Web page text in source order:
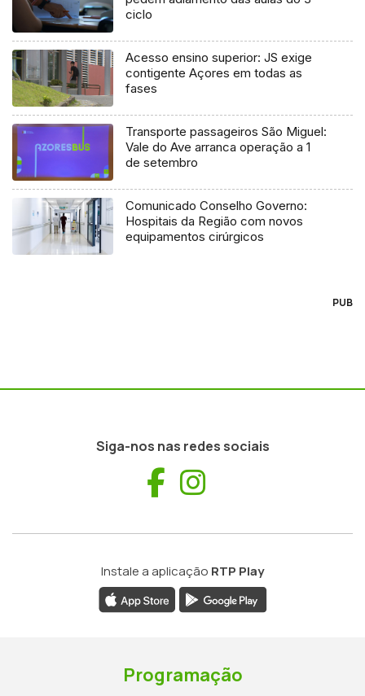
ciclo
Acesso ensino superior: JS exige
contigente Açores em todas as
fases
Transporte passageiros São Miguel:
Vale do Ave arranca operação a 1
de setembro
Comunicado Conselho Governo:
Hospitais da Região com novos
equipamentos cirúrgicos
PUB
Siga-nos nas redes sociais
Facebook
Instale a aplicação RTP Play
Programação